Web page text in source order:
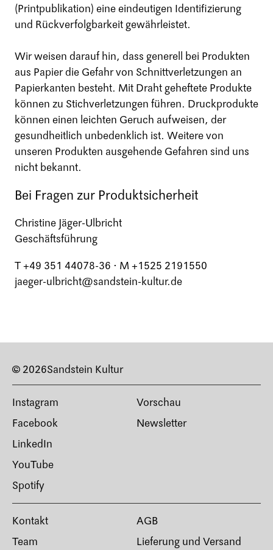
(Printpublikation) eine eindeutigen Identifizierung
und Rückverfolgbarkeit gewährleistet.
Wir weisen darauf hin, dass generell bei Produkten
aus Papier die Gefahr von Schnittverletzungen an
Papierkanten besteht. Mit Draht geheftete Produkte
können zu Stichverletzungen führen. Druckprodukte
können einen leichten Geruch aufweisen, der
gesundheitlich unbedenklich ist. Weitere von
unseren Produkten ausgehende Gefahren sind uns
nicht bekannt.
Bei Fragen zur Produktsicherheit
Christine Jäger-Ulbricht
Geschäftsführung
T +49 351 44078-36 ⋅ M +1525 2191550
jaeger-ulbricht@sandstein-kultur.de
© 2026Sandstein Kultur
Instagram
Facebook
LinkedIn
YouTube
Spotify
Vorschau
Newsletter
Kontakt
Team
AGB
Lieferung und Versand